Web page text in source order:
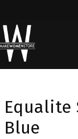
ga naar de men
Equalite
Blue